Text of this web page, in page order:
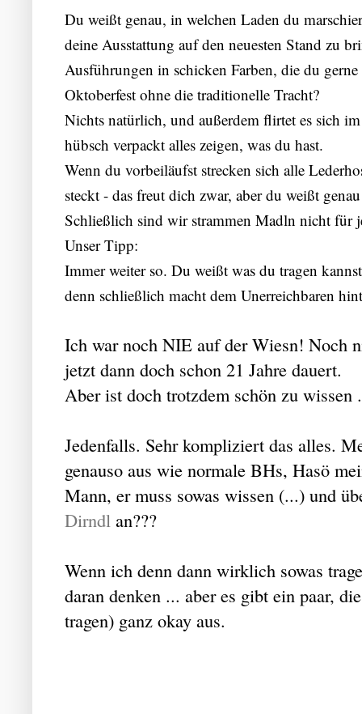
Du weißt genau, in welchen Laden du
deine Ausstattung auf den neuesten Stand zu
Ausführungen in schicken Farben, die du
Oktoberfest ohne die traditionelle Tracht?
Nichts natürlich, und außerdem flirtet es sich
hübsch verpackt alles zeigen, was du hast.
Wenn du vorbeiläufst strecken sich alle
steckt - das freut dich zwar, aber du weißt
Schließlich sind wir strammen Madln nicht für
Unser Tipp:
Immer weiter so. Du weißt was du tragen
denn schließlich macht dem Unerreichbaren
Ich war noch NIE auf der Wiesn! Noch
jetzt dann doch schon 21 Jahre dauert.
Aber ist doch trotzdem schön zu
Jedenfalls. Sehr kompliziert das alles.
genauso aus wie normale BHs, Hasö
Mann, er muss sowas wissen (...) und
Dirndl an???
Wenn ich denn dann wirklich sowas
daran denken ... aber es gibt ein paar,
tragen) ganz okay aus.